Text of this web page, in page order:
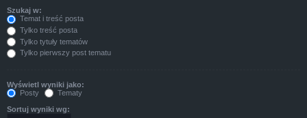
Szukaj w:
Temat i treść posta
Tylko treść posta
Tylko tytuły tematów
Tylko pierwszy post tematu
Wyświetl wyniki jako:
Posty
Tematy
Sortuj wyniki wg: